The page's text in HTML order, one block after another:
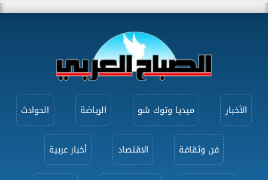
الأخبار ميديا وتوك شو الرياضة الحوادث
فن وثقافة الاقتصاد أخبار عربية